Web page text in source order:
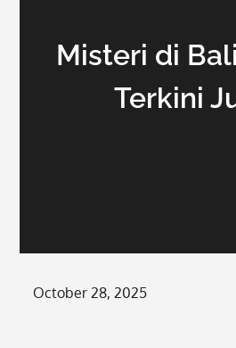
Misteri di
Terkini
Posted
October 28, 2025